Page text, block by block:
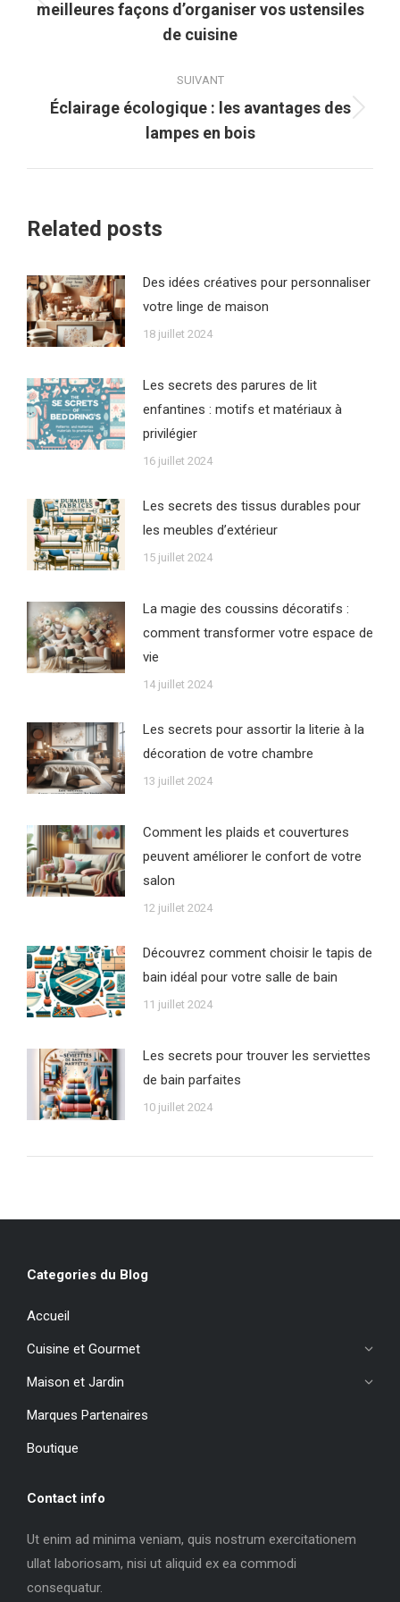
Article
précédent
meilleures façons d’organiser vos ustensiles
de cuisine
SUIVANT
Article
suivant
:
Éclairage écologique : les avantages des
lampes en bois
Related posts
Des idées créatives pour personnaliser
votre linge de maison
18 juillet 2024
Les secrets des parures de lit
enfantines : motifs et matériaux à
privilégier
16 juillet 2024
Les secrets des tissus durables pour
les meubles d’extérieur
15 juillet 2024
La magie des coussins décoratifs :
comment transformer votre espace de
vie
14 juillet 2024
Les secrets pour assortir la literie à la
décoration de votre chambre
13 juillet 2024
Comment les plaids et couvertures
peuvent améliorer le confort de votre
salon
12 juillet 2024
Découvrez comment choisir le tapis de
bain idéal pour votre salle de bain
11 juillet 2024
Les secrets pour trouver les serviettes
de bain parfaites
10 juillet 2024
Categories du Blog
Accueil
Cuisine et Gourmet
Maison et Jardin
Marques Partenaires
Boutique
Contact info
Ut enim ad minima veniam, quis nostrum exercitationem
ullat laboriosam, nisi ut aliquid ex ea commodi
consequatur.